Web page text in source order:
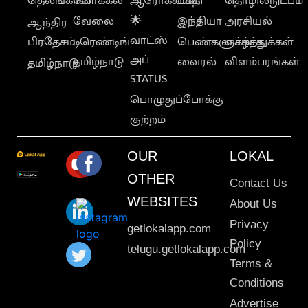
ஆந்திர
பிரதேசம்
தமிழ்நாடு
வேலை
டிரெண்டிங்
தமிழ்நாடு
🌟
வாட்ஸ்
அப்
STATUS
பொழுதுப்போக்கு
குற்றம்
இந்தியா
பெண்களுக்காக
வைரல்
அரசியல்
வாழ்த்துக்கள்
விளம்பரங்கள்
OUR
OTHER
WEBSITES
getlokalapp.com
telugu.getlokalapp.com
LOKAL
Contact Us
About Us
Privacy
Policy
Terms &
Conditions
Advertise